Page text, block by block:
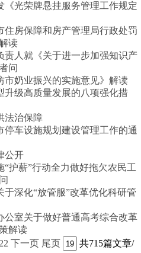
《光荣牌悬挂服务管理工作规定
住房保障和房产管理局行政处罚
读
责人就《关于进一步加强知识产
问
市奶业振兴的实施意见》解读
升级高质量发展的八项强化措
法治保障
停车设施规划建设管理工作的通
公开
“护薪”行动全力做好拖欠农民工
于深化“放管服”改革优化科研管
公室关于做好普通高考综合改革
解读
22 下一页 尾页
共715篇文章/